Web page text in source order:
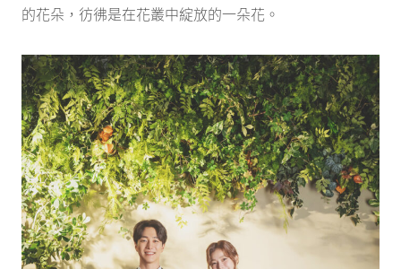
的花朵，彷彿是在花叢中綻放的一朵花。